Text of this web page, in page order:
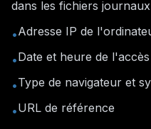
dans les fichiers
•Adresse IP de
•Date et heure de l'accès
•Type de navigateur et
•URL de référence